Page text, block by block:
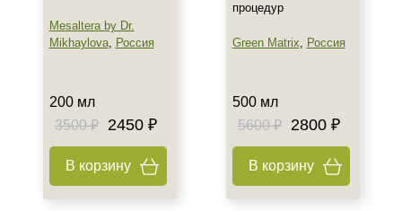
Mesaltera by Dr.
Mikhaylova, Россия
200 мл
3500 ₽
2450 ₽
В корзину
процедур
Green Matrix, Россия
500 мл
5600 ₽
2800 ₽
В корзину